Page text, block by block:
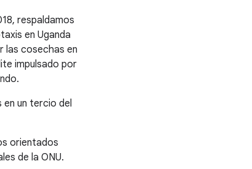
respaldamos
en Uganda
las cosechas en
impulsado por
un tercio del
orientados
de la ONU.